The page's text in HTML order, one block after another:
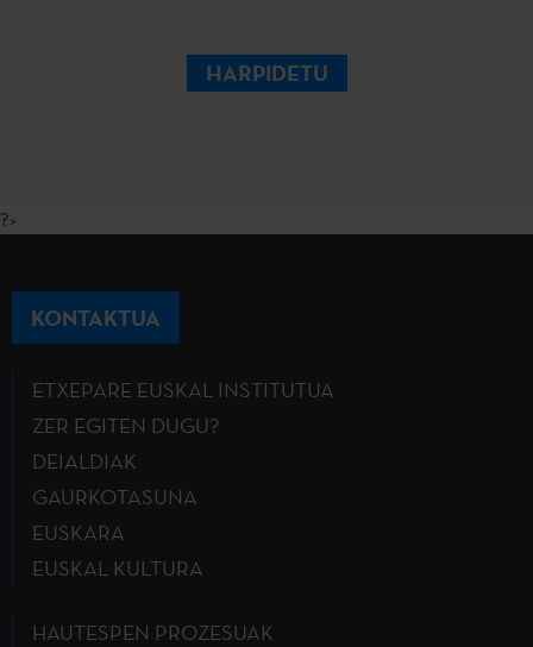
HARPIDETU
?>
KONTAKTUA
ETXEPARE EUSKAL INSTITUTUA
ZER EGITEN DUGU?
DEIALDIAK
GAURKOTASUNA
EUSKARA
EUSKAL KULTURA
HAUTESPEN PROZESUAK